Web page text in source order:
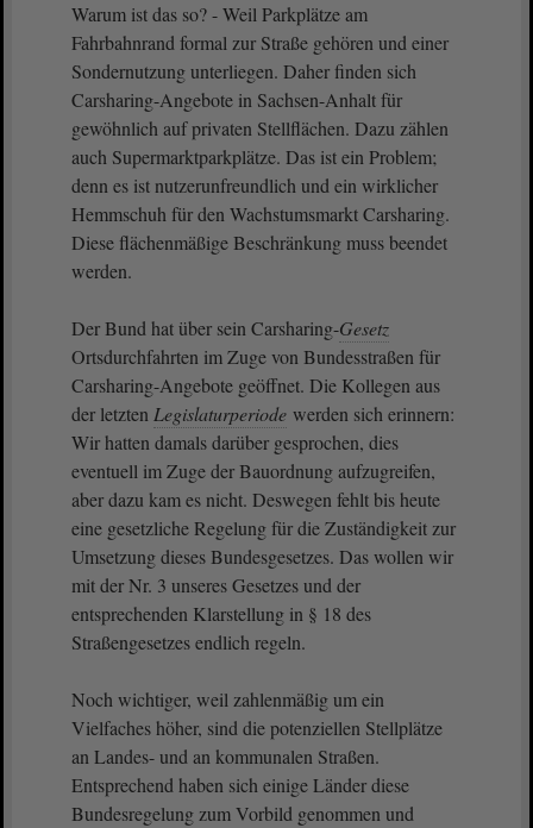
Warum ist das so? - Weil Parkplätze am
Fahrbahnrand formal zur Straße gehören und einer
Sondernutzung unterliegen. Daher finden sich
Carsharing-Angebote in Sachsen-Anhalt für
gewöhnlich auf privaten Stellflächen. Dazu zählen
auch Supermarktparkplätze. Das ist ein Problem;
denn es ist nutzerunfreundlich und ein wirklicher
Hemmschuh für den Wachstumsmarkt Carsharing.
Diese flächenmäßige Beschränkung muss beendet
werden.
Der Bund hat über sein Carsharing-Gesetz
Ortsdurchfahrten im Zuge von Bundesstraßen für
Carsharing-Angebote geöffnet. Die Kollegen aus
der letzten Legislaturperiode werden sich erinnern:
Wir hatten damals darüber gesprochen, dies
eventuell im Zuge der Bauordnung aufzugreifen,
aber dazu kam es nicht. Deswegen fehlt bis heute
eine gesetzliche Regelung für die Zuständigkeit zur
Umsetzung dieses Bundesgesetzes. Das wollen wir
mit der Nr. 3 unseres Gesetzes und der
entsprechenden Klarstellung in § 18 des
Straßengesetzes endlich regeln.
Noch wichtiger, weil zahlenmäßig um ein
Vielfaches höher, sind die potenziellen Stellplätze
an Landes- und an kommunalen Straßen.
Entsprechend haben sich einige Länder diese
Bundesregelung zum Vorbild genommen und